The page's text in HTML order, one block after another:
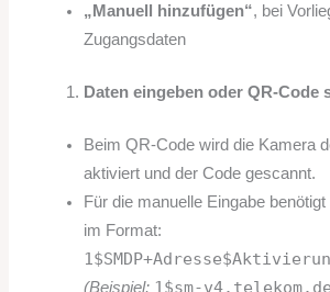
„Manuell hinzufügen“, bei
Zugangsdaten
Daten eingeben oder QR-Code
Beim QR-Code wird die Kamera
aktiviert und der Code gescannt.
Für die manuelle Eingabe
im Format:
(Beispiel: 1$sm-